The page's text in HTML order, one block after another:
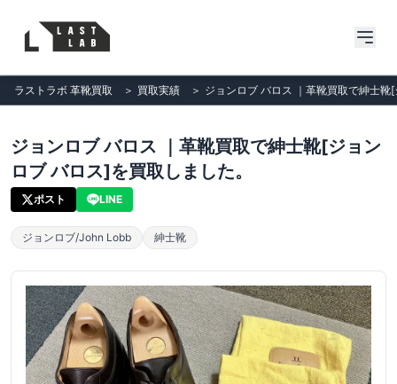
ラストラボ 革靴買取 ＞ 買取実績 ＞ ジョンロブ バロス ｜革靴買取で紳士
ジョンロブ バロス ｜革靴買取で紳士靴[ジョン
ロブ バロス]を買取しました。
ポスト LINE
ジョンロブ/John Lobb 紳士靴